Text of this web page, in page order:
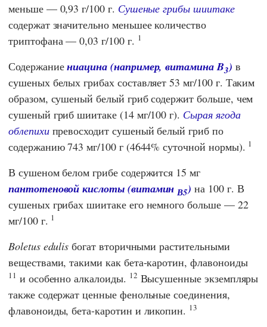
меньше — 0,93 г/100 г. Сушеные грибы шиитаке
содержат значительно меньшее количество
триптофана — 0,03 г/100 г. 1
Содержаниениацина (например, витамина B3) в
сушеных белых грибах составляет 53 мг/100 г. Таким
образом, сушеный белый гриб содержит больше, чем
сушеный гриб шиитаке (14 мг/100 г). Сырая ягода
облепихипревосходит сушеный белый гриб по
содержанию 743 мг/100 г (4644% суточной нормы). 1
В сушеном белом грибе содержится 15 мг
пантотеновой кислоты (витамин В5) на 100 г. В
сушеных грибах шиитаке его немного больше — 22
мг/100 г. 1
Boletus edulis богат вторичными растительными
веществами, такими как бета-каротин, флавоноиды
11 и особенно алкалоиды. 12 Высушенные экземпляры
также содержат ценные фенольные соединения,
флавоноиды, бета-каротин и ликопин. 13